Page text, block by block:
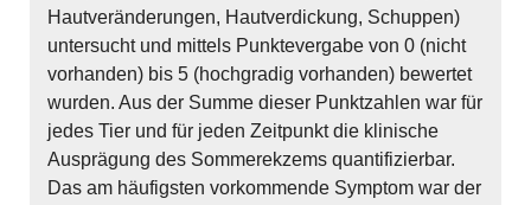
Hautveränderungen, Hautverdickung, Schuppen)
untersucht und mittels Punktevergabe von 0 (nicht
vorhanden) bis 5 (hochgradig vorhanden) bewertet
wurden. Aus der Summe dieser Punktzahlen war für
jedes Tier und für jeden Zeitpunkt die klinische
Ausprägung des Sommerekzems quantifizierbar.
Das am häufigsten vorkommende Symptom war der